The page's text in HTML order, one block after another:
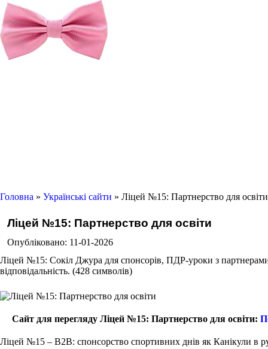
Головна » Українські сайти » Ліцей №15: Партнерство для освіти
Ліцей №15: Партнерство для освіти
Опубліковано: 11-01-2026
Ліцей №15: Сокіл Джура для спонсорів, ПДР-уроки з
відповідальність. (428 символів)
Сайт для перегляду Ліцей №15: Партнерство для освіти:
Ліцей №15 – B2B: спонсорство спортивних днів як Канікули в